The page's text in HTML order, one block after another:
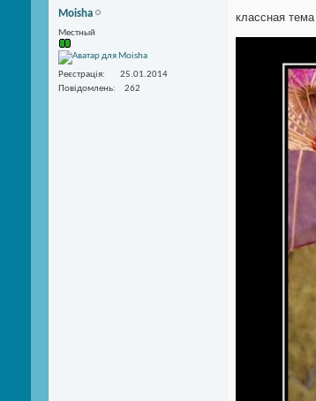
Moisha
Местный
Реєстрація
25.01.2014
Повідомлень
262
классная тема